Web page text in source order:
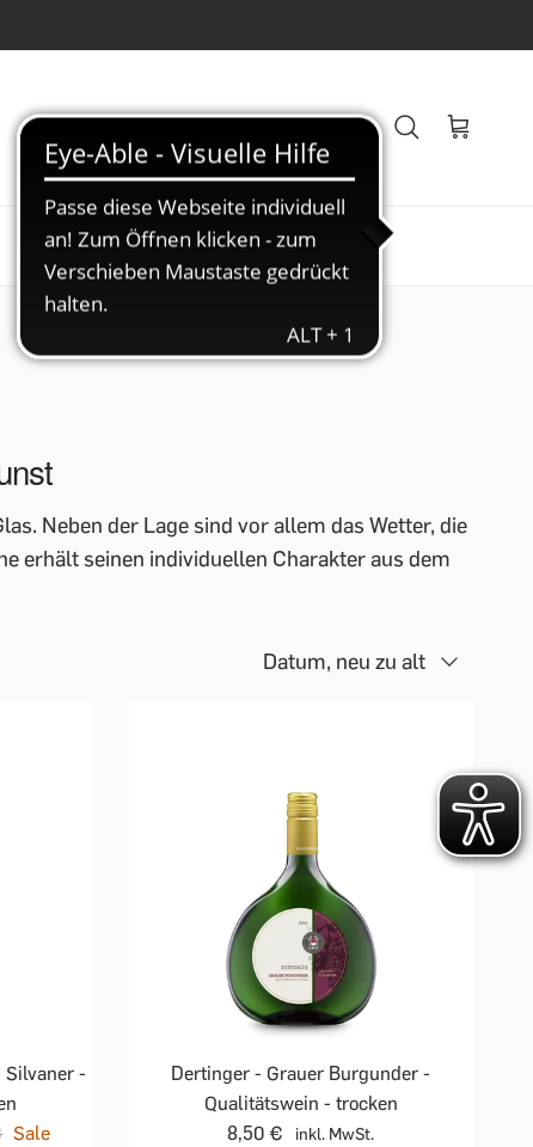
Veranstaltungen Blog
Neben der Lage sind vor allem das Wetter, die
erhält seinen individuellen Charakter aus dem
Datum, neu zu alt
Silvaner -
Sale
Dertinger - Grauer Burgunder -
Qualitätswein - trocken
8,50 €
inkl. MwSt.